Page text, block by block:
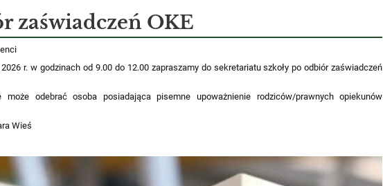
zaświadczeń OKE
r. w godzinach od 9.00 do 12.00 zapraszamy do sekretariatu szkoły po odbiór zaświadczeń
może odebrać osoba posiadająca pisemne upoważnienie rodziców/prawnych opiekunów
Wieś